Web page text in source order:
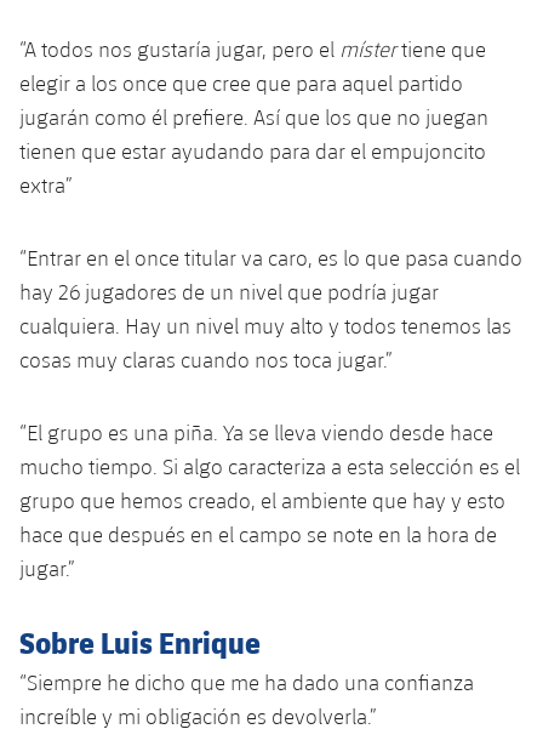
Fotos
Infantil
Alevín
Noticias
Atletismo
plusicon
más
Actualidad
Agenda
Baloncesto en silla de ruedas
plusicon
más
Calendario
Resultados
Clasificaciones
Actualidad
Jugadores
Calendario
Resultados
Clasificaciones
Hockey hierba
plusicon
más
Hockey Hierba Masculino
Hockey Hierba Femenino
Patinaje artístico
plusicon
más
Plantilla
Agenda
Rugby
plusicon
más
Actualidad
Calendario
Resultados
Voleibol
plusicon
más
Voleibol masculino
Voleibol femenino
Apúntate a las amateurs
Carnet de las Secciones Amateurs
PLUSICON
MÁS
League of Legends
“A todos nos gustaría jugar, pero el místertiene que
elegir a los once que cree que para aquel partido
jugarán como él prefiere. Así que los que no juegan
tienen que estar ayudando para dar el empujoncito
extra”
“Entrar en el once titular va caro, es lo que pasa cuando
hay 26 jugadores de un nivel que podría jugar
cualquiera. Hay un nivel muy alto y todos tenemos las
cosas muy claras cuando nos toca jugar.”
“El grupo es una piña. Ya se lleva viendo desde hace
mucho tiempo. Si algo caracteriza a esta selección es el
grupo que hemos creado, el ambiente que hay y esto
hace que después en el campo se note en la hora de
jugar.”
Sobre Luis Enrique
“Siempre he dicho que me ha dado una confianza
increíble y mi obligación es devolverla.”